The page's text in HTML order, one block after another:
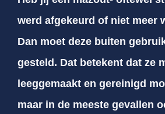
werd afgekeurd of niet meer
Dan moet deze buiten
gesteld. Dat betekent dat ze
leeggemaakt en gereinigd
maar in de meeste gevallen